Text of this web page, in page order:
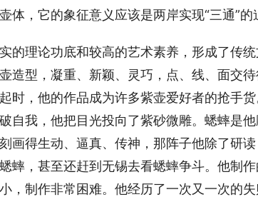
体，它的象征意义应该是两岸实现“三通”的
理论功底和较高的艺术素养，形成了传统
造型，凝重、新颖、灵巧，点、线、面交
时，他的作品成为许多紫壶爱好者的抢手
自我，他把目光投向了紫砂微雕。蟋蟀是
画得生动、逼真、传神，那阵子他除了研
蟀，甚至还赶到无锡去看蟋蟀争斗。他制
，制作非常困难。他经历了一次又一次的